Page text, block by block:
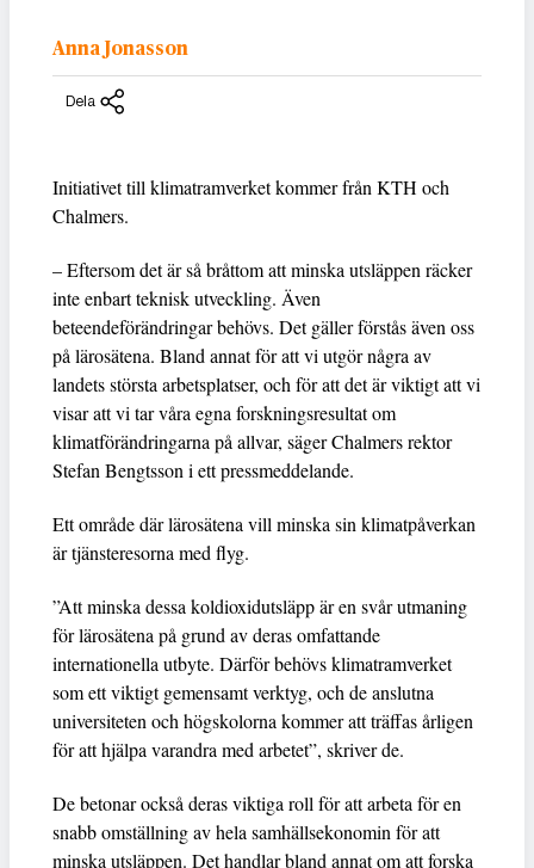
Anna Jonasson
Dela
Initiativet till klimatramverket kommer från KTH och
Chalmers.
– Eftersom det är så bråttom att minska utsläppen räcker
inte enbart teknisk utveckling. Även
beteendeförändringar behövs. Det gäller förstås även oss
på lärosätena. Bland annat för att vi utgör några av
landets största arbetsplatser, och för att det är viktigt att vi
visar att vi tar våra egna forskningsresultat om
klimatförändringarna på allvar, säger Chalmers rektor
Stefan Bengtsson i ett pressmeddelande.
Ett område där lärosätena vill minska sin klimatpåverkan
är tjänsteresorna med flyg.
”Att minska dessa koldioxidutsläpp är en svår utmaning
för lärosätena på grund av deras omfattande
internationella utbyte. Därför behövs klimatramverket
som ett viktigt gemensamt verktyg, och de anslutna
universiteten och högskolorna kommer att träffas årligen
för att hjälpa varandra med arbetet”, skriver de.
De betonar också deras viktiga roll för att arbeta för en
snabb omställning av hela samhällsekonomin för att
minska utsläppen. Det handlar bland annat om att forska